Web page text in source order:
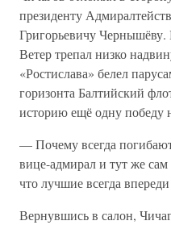
президенту
Григорьевичу Чернышёву.
Ветер трепал низко
«Ростислава» белел
горизонта Балтийский
историю ещё одну победу
— Почему всегда
вице-адмирал и тут же
что лучшие всегда
Вернувшись в салон,